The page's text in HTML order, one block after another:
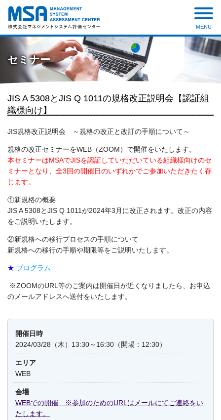
株式会社 マネジメントシステ
ム評価センター
MENU
セミナー
JIS A 5308とJIS Q 1011の規格改正説明会【認証組
織様向け】
JIS規格改正説明会 ～規格の改正と改訂の手順について～
規格の改正セミナーをWEB （ZOOM）で開催をいたします。
本セミナーはMSAでJISを認証していただいている組織様向けのセ
ミナーとなり、全3回の開催日のいずれかでご参加いただきたく存
じます。
①新規格の概要
JIS A 5308とJIS Q 1011が2024年3 月に改正されます。改正の内容
をご説明いたします。
②新規格への移行プロセスの手順について
新規格への移行の手順や期限等をご説明いたします。
★ プログラム
※ZOOMのURL等のご案内は開催日が近くなりましたら、お申込
のメールアドレスへ送付をいたします。
開催日時
2024/03/28（木）13:30～16:30（開場：12:30）
エリア
WEB
会場
WEBでの開催 ※参加のためのURLはメールにてご連絡をい
たします。